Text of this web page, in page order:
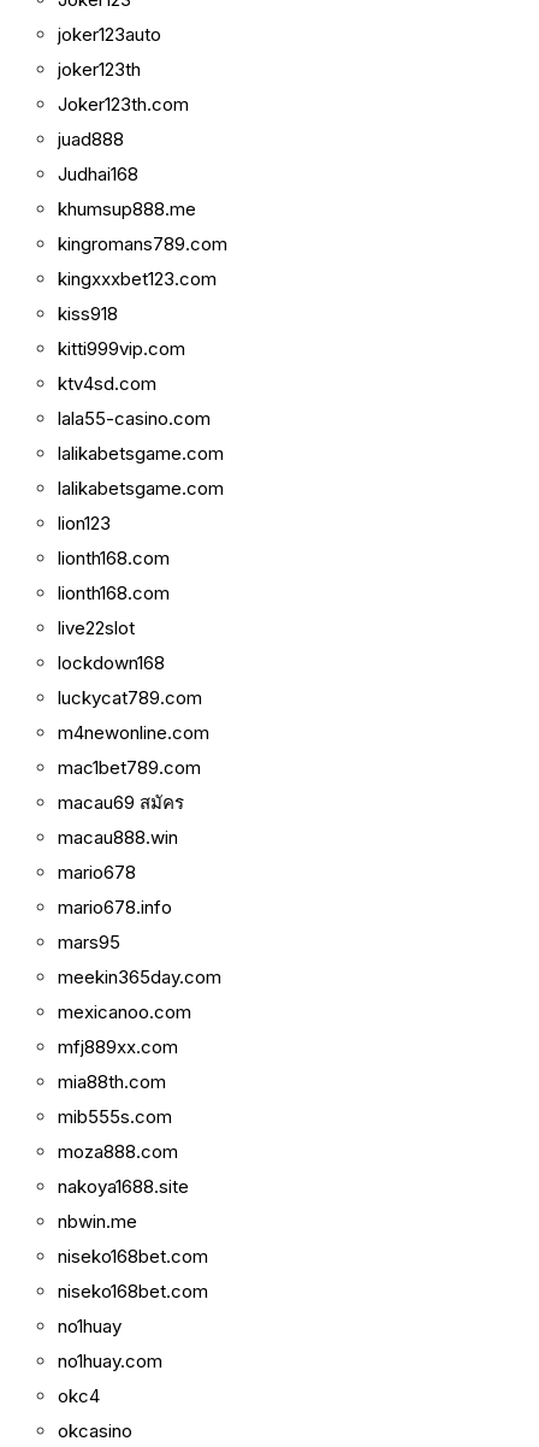
joker123auto
joker123th
Joker123th.com
juad888
Judhai168
khumsup888.me
kingromans789.com
kingxxxbet123.com
kiss918
kitti999vip.com
ktv4sd.com
lala55-casino.com
lalikabetsgame.com
lalikabetsgame.com
lion123
lionth168.com
lionth168.com
live22slot
lockdown168
luckycat789.com
m4newonline.com
mac1bet789.com
macau69 สมัคร
macau888.win
mario678
mario678.info
mars95
meekin365day.com
mexicanoo.com
mfj889xx.com
mia88th.com
mib555s.com
moza888.com
nakoya1688.site
nbwin.me
niseko168bet.com
niseko168bet.com
no1huay
no1huay.com
okc4
okcasino